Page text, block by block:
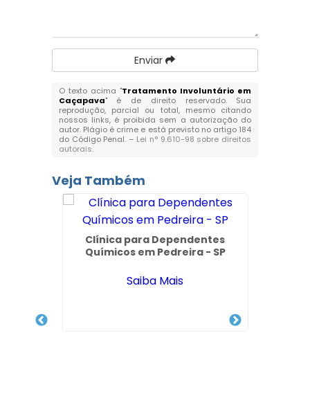
Enviar
O texto acima "Tratamento Involuntário em
Caçapava" é de direito reservado. Sua
reprodução, parcial ou total, mesmo citando
nossos links, é proibida sem a autorização do
autor. Plágio é crime e está previsto no artigo 184
do Código Penal. – Lei n° 9.610-98 sobre direitos
autorais.
Veja Também
Clínica para Dependentes
Químicos em Pedreira - SP
Saiba Mais